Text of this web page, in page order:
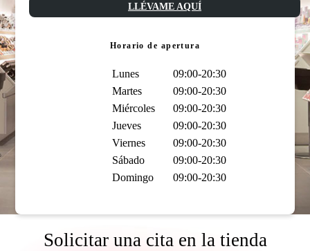
LLÉVAME AQUÍ
Horario de apertura
Lunes
09:00-20:30
Martes
09:00-20:30
Miércoles
09:00-20:30
Jueves
09:00-20:30
Viernes
09:00-20:30
Sábado
09:00-20:30
Domingo
09:00-20:30
Solicitar una cita en la tienda